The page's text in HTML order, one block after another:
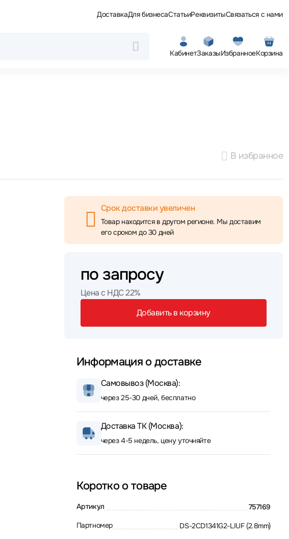
ДоставкаДля бизнесаСтатьиРеквизитыСвязаться с нами
КабинетЗаказыИзбранноеКорзина
В избранное
Срок доставки увеличен
Товар находится в другом регионе. Мы доставим
его сроком до 30 дней
по запросу
Цена с НДС 22%
Добавить в корзину
Информация о доставке
Самовывоз (Москва):
через 25-30 дней, бесплатно
Доставка ТК (Москва):
через 4-5 недель, цену уточняйте
Коротко о товаре
Артикул 757169
Партномер DS-2CD1341G2-LIUF (2.8mm)